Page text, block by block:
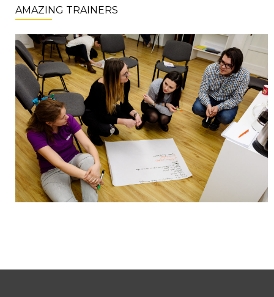
AMAZING TRAINERS